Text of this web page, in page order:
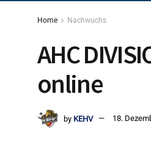
Home Nachwuchs
AHC
online
by KEHV 18.